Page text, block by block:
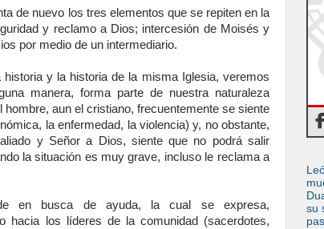
de nuevo los tres elementos que se repiten en la
y reclamo a Dios; intercesión de Moisés y
por medio de un intermediario.
historia y la historia de la misma Iglesia, veremos
manera, forma parte de nuestra naturaleza
hombre, aun el cristiano, frecuentemente se siente
la enfermedad, la violencia) y, no obstante,
y Señor a Dios, siente que no podrá salir
la situación es muy grave, incluso le reclama a
en busca de ayuda, la cual se expresa,
hacia los líderes de la comunidad (sacerdotes,
su